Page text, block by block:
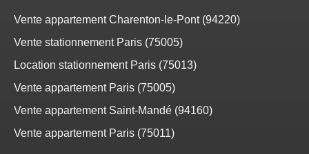
Vente appartement Charenton-le-Pont (94220)
Vente stationnement Paris (75005)
Location stationnement Paris (75013)
Vente appartement Paris (75005)
Vente appartement Saint-Mandé (94160)
Vente appartement Paris (75011)